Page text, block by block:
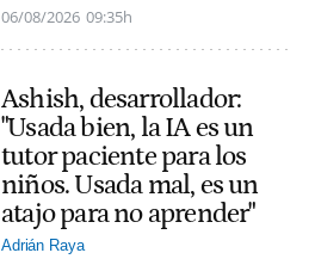
06/08/2026 09:35h
Ashish, desarrollador:
"Usada bien, la IA es un
tutor paciente para los
niños. Usada mal, es un
atajo para no aprender"
Adrián Raya